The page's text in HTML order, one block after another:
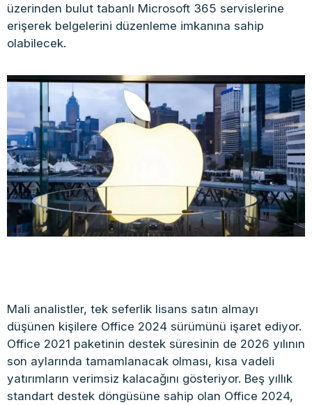
üzerinden bulut tabanlı Microsoft 365 servislerine
erişerek belgelerini düzenleme imkanına sahip
olabilecek.
Mali analistler, tek seferlik lisans satın almayı
düşünen kişilere Office 2024 sürümünü işaret ediyor.
Office 2021 paketinin destek süresinin de 2026 yılının
son aylarında tamamlanacak olması, kısa vadeli
yatırımların verimsiz kalacağını gösteriyor. Beş yıllık
standart destek döngüsüne sahip olan Office 2024,